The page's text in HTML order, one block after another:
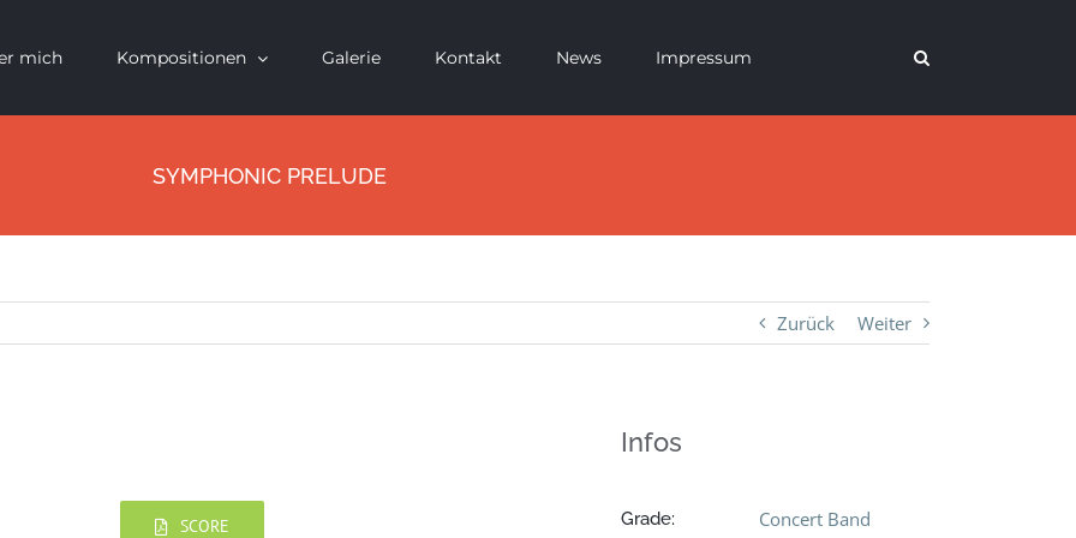
mich Kompositionen Galerie Kontakt News Impressum
SYMPHONIC PRELUDE
Zurück Weiter
SCORE
Infos
Grade:
Concert Band